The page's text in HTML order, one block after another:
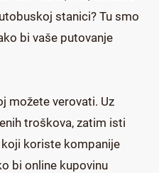
stanici? Tu smo
bi vaše putovanje
možete verovati. Uz
troškova, zatim isti
koriste kompanije
bi online kupovinu